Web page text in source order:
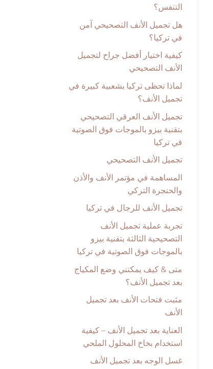
التنفس؟
هل تجميل الأنف التصحيحي آمن
في تركيا؟
كيفية اختيار أفضل جراح لتجميل
الأنف التصحيحي
لماذا تحظى تركيا بشعبية كبيرة في
تجميل الأنف؟
تجميل الأنف العرقي التصحيحي
بتقنية بيزو بالموجات فوق الصوتية
في تركيا
تجميل الأنف التصحيحي
المساهمة في مؤتمر الأنف والأذن
والحنجرة التركي
تجميل الأنف للرجال في تركيا
تجربة عملية تجميل الأنف
التصحيحية الثالثة بتقنية بيزو
بالموجات فوق الصوتية في تركيا
متى & كيف يمكنني وضع المكياج
بعد تجميل الأنف؟
مثبت فتحات الأنف بعد تجميل
الأنف
العناية بعد تجميل الأنف – كيفية
استخدام بخاخ المحلول الملحي
غسل الوجه بعد تجميل الأنف